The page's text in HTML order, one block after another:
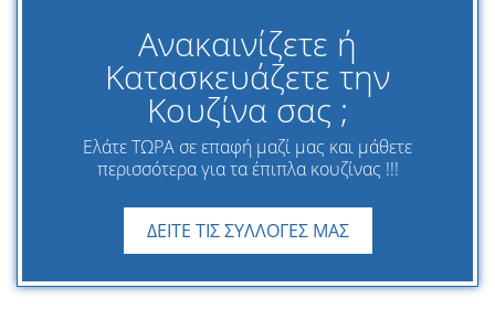
Ανακαινίζετε ή
Κατασκευάζετε την
Κουζίνα σας ;
Ελάτε ΤΩΡΑ σε επαφή μαζί μας και μάθετε
περισσότερα για τα έπιπλα κουζίνας !!!
ΔΕΙΤΕ ΤΙΣ ΣΥΛΛΟΓΕΣ ΜΑΣ